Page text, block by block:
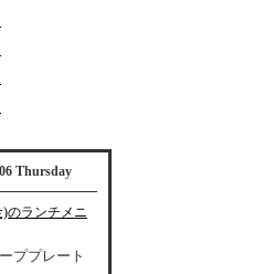
Thursday
)のランチメニ
ププレート